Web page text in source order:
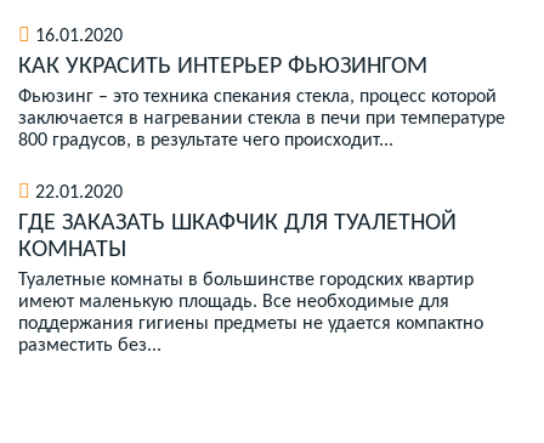
16.01.2020
КАК УКРАСИТЬ ИНТЕРЬЕР ФЬЮЗИНГОМ
Фьюзинг – это техника спекания стекла, процесс которой
заключается в нагревании стекла в печи при температуре
800 градусов, в результате чего происходит...
22.01.2020
ГДЕ ЗАКАЗАТЬ ШКАФЧИК ДЛЯ ТУАЛЕТНОЙ
КОМНАТЫ
Туалетные комнаты в большинстве городских квартир
имеют маленькую площадь. Все необходимые для
поддержания гигиены предметы не удается компактно
разместить без...